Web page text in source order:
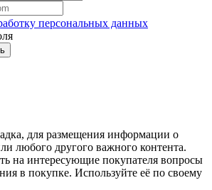
персональных данных
для размещения информации о
любого другого важного контента.
на интересующие покупателя вопросы
в покупке. Используйте её по своему